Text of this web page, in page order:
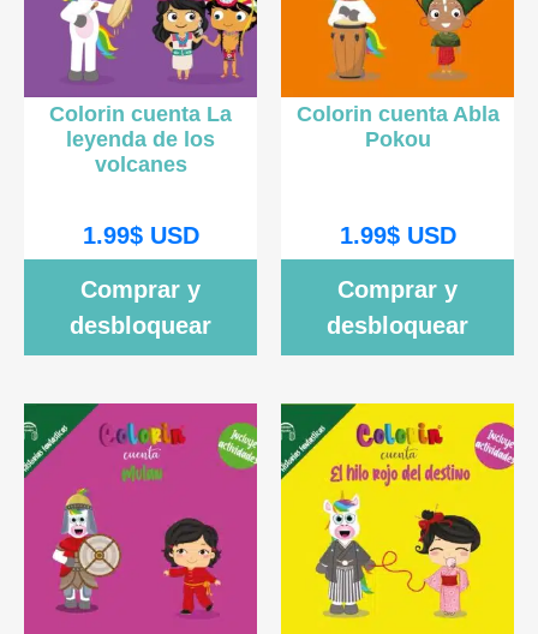
Colorin cuenta La
leyenda de los
volcanes
1.99$USD
Comprar y
desbloquear
Colorin cuenta Abla
Pokou
1.99$USD
Comprar y
desbloquear